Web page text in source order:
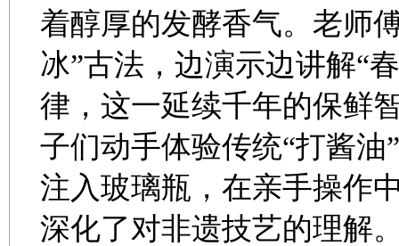
着醇厚的发酵香气。老师
冰”古法，边演示边讲解“
律，这一延续千年的保鲜
子们动手体验传统“打酱
注入玻璃瓶，在亲手操作
深化了对非遗技艺的理解